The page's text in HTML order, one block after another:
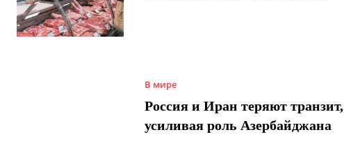
В мире
Россия и Иран теряют транзит,
усиливая роль Азербайджана